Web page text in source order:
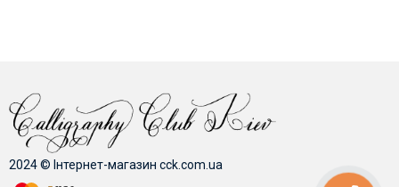
2024 © Інтернет-магазин cck.com.ua